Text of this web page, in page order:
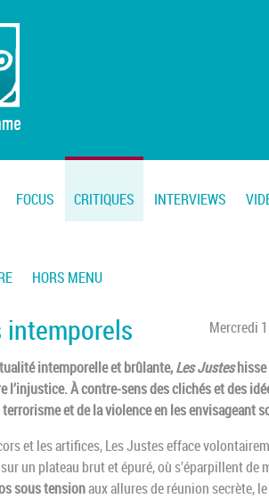
FOCUS CRITIQUES INTERVIEWS
HORS MENU
Mercredi
intemporels
intemporelle et brûlante,Les Justeshisse
l’injustice. À contre-sens des clichés et des
et de la violence en les envisageant
et les artifices, Les Justes efface
un plateau brut et épuré, où s’éparpillent
sous tensionaux allures de réunion secrète,